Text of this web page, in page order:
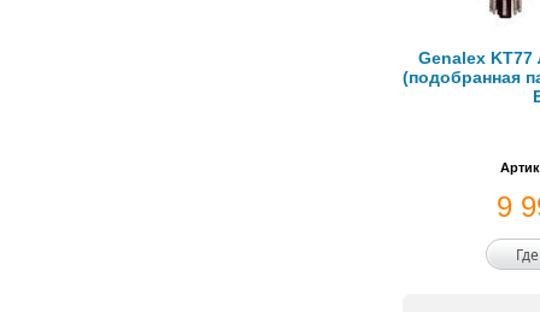
Genalex
(подобранная
9